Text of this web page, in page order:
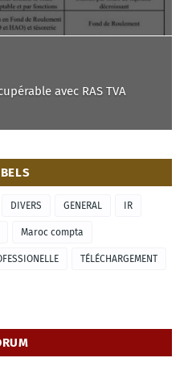
avec RAS TVA
DIVERS GENERAL IR
Maroc compta
TÉLÉCHARGEMENT